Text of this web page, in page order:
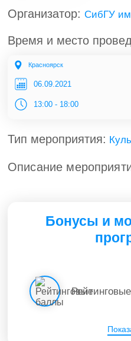
Организатор: СибГУ
Время и место
Красноярск
06.09.2021
13:00 - 18:00
Тип мероприятия:
Описание
Бонусы и